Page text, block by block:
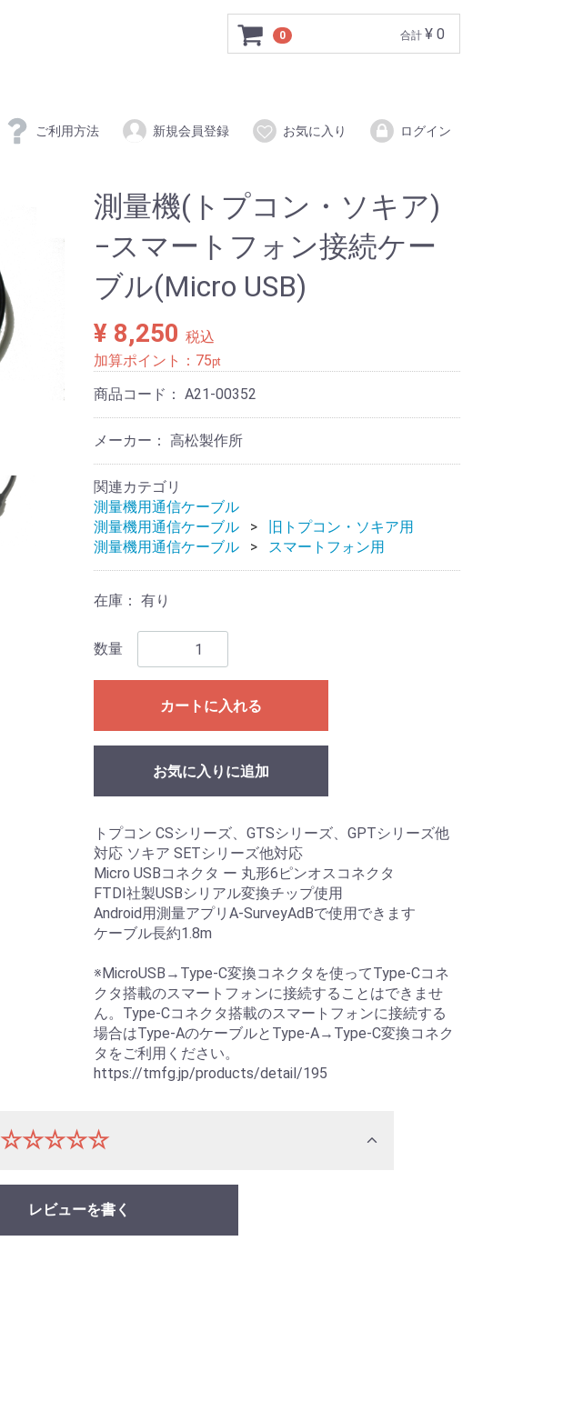
0 合計 ¥ 0
ご利用方法 新規会員登録 お気に入り ログイン
測量機(トプコン・ソキア)
−スマートフォン接続ケー
ブル(Micro USB)
¥ 8,250 税込
加算ポイント： 75pt
商品コード： A21-00352
メーカー： 高松製作所
関連カテゴリ
測量機用通信ケーブル
測量機用通信ケーブル
旧トプコン・ソキア用
測量機用通信ケーブル
スマートフォン用
在庫： 有り
数量
カートに入れる
お気に入りに追加
トプコン CSシリーズ、GTSシリーズ、GPTシリーズ他
対応 ソキア SETシリーズ他対応
Micro USBコネクタ ー 丸形6ピンオスコネクタ
FTDI社製USBシリアル変換チップ使用
Android用測量アプリA-SurveyAdBで使用できます
ケーブル長約1.8m
※MicroUSB→Type-C変換コネクタを使ってType-Cコネ
クタ搭載のスマートフォンに接続することはできませ
ん。Type-Cコネクタ搭載のスマートフォンに接続する
場合はType-AのケーブルとType-A→Type-C変換コネク
タをご利用ください。
https://tmfg.jp/products/detail/195
☆☆☆☆☆
レビューを書く